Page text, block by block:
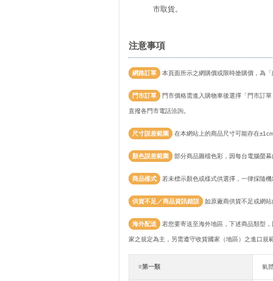
市取貨。
注意事項
網路訂單 本頁面所示之網購價或限時搶購價，為
門市訂單 門市價格需進入購物車後選擇「門市訂
直撥各門市電話洽詢。
尺寸誤差範圍 在本網站上的商品尺寸可能存在
顏色誤差範圍 部分商品圖檔色彩，因每台電腦螢
商品樣式 若未標示顏色或樣式供選擇，一律採隨
供貨不足／商品資訊錯誤 如原廠商供貨不足或網
海外配送 若您要寄送至海外地區，下述商品類型
家之規定為主，另需遵守收貨國家（地區）之進口規
≡第一類 氣